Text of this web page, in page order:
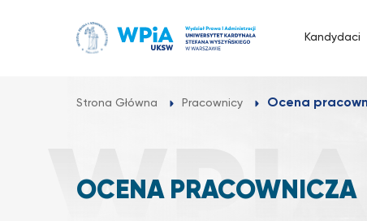
Kandydaci
Strona Główna Pracownicy Ocena
OCENA PRACOWNICZA